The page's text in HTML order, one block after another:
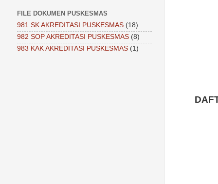
FILE DOKUMEN PUSKESMAS
981 SK AKREDITASI PUSKESMAS (18)
982 SOP AKREDITASI PUSKESMAS (8)
983 KAK AKREDITASI PUSKESMAS (1)